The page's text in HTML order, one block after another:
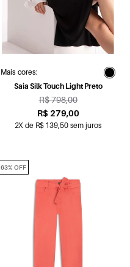
Mais cores:
Saia Silk Touch Light Preto
R$ 798,00
R$ 279,00
2X de R$ 139,50 sem juros
63% OFF